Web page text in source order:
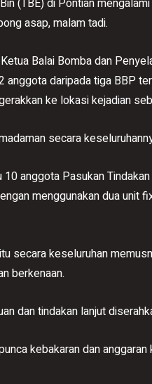
(TBE) di Pontian
asap, malam tadi.
Balai Bomba dan
anggota daripada tiga BBP
ke lokasi kejadian
secara
10 anggota Pasukan
menggunakan dua unit
secara keseluruhan
berkenaan.
dan tindakan lanjut
kebakaran dan